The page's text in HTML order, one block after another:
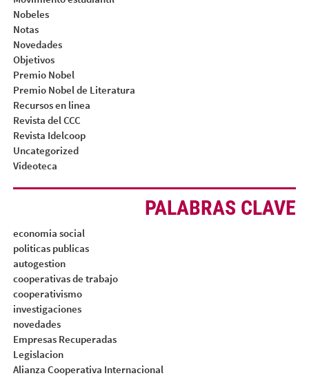
Nobeles
Notas
Novedades
Objetivos
Premio Nobel
Premio Nobel de Literatura
Recursos en linea
Revista del CCC
Revista Idelcoop
Uncategorized
Videoteca
PALABRAS CLAVE
economia social
politicas publicas
autogestion
cooperativas de trabajo
cooperativismo
investigaciones
novedades
Empresas Recuperadas
Legislacion
Alianza Cooperativa Internacional